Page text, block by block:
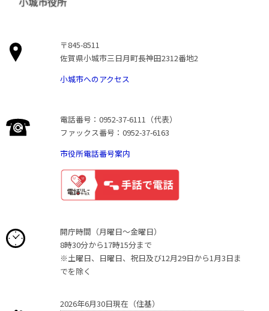
〒845-8511
佐賀県小城市三日月町長神田2312番地2
小城市へのアクセス
電話番号：0952-37-6111（代表）
ファックス番号：0952-37-6163
市役所電話番号案内
開庁時間（月曜日〜金曜日）
8時30分から17時15分まで
※土曜日、日曜日、祝日及び12月29日から1月3日ま
でを除く
2026年6月30日現在（住基）